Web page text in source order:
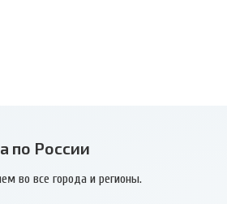
по России
во все города и регионы.